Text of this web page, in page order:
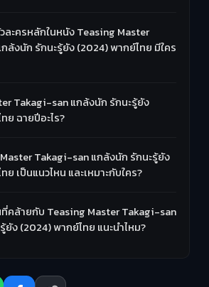
ะครหลักในหนัง Teasing Master
ล้งนัก รักนะรู้ยัง (2024) พากย์ไทย มีใคร
Takagi-san แกล้งนัก รักนะรู้ยัง
ย ฉายปีอะไร?
Takagi-san แกล้งนัก รักนะรู้ยัง
ย เป็นแนวไหน และเหมาะกับใคร?
ที่คล้ายกับ Teasing Master Takagi-san
ยัง (2024) พากย์ไทย แนะนำไหม?